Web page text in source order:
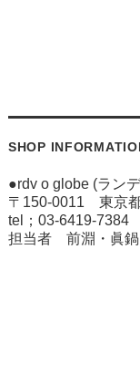
SHOP
●rdv o globe (ラン
〒150-0011 東京
tel；03-6419-7384
担当者 前淵・眞鍋